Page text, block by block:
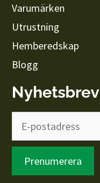
Varumärken
Utrustning
Hemberedskap
Blogg
Nyhetsbrev